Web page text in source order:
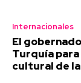
Internacionales
El
Turquía
cultural de